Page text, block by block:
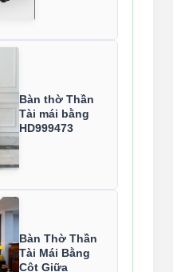
Bàn thờ Thần
Tài mái bằng
HD999473
Bàn Thờ Thần
Tài Mái Bằng
Cột Giữa